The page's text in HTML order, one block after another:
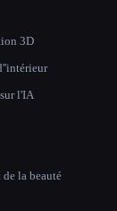
3D
l'IA
la beauté